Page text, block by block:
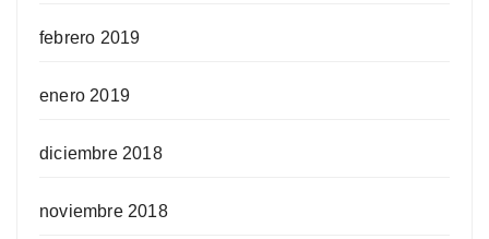
febrero 2019
enero 2019
diciembre 2018
noviembre 2018